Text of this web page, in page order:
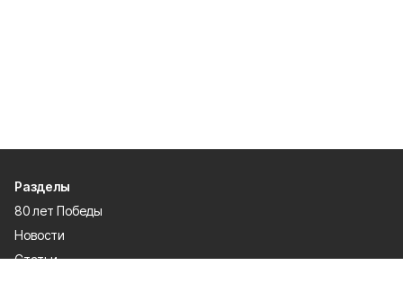
Разделы
80 лет Победы
Новости
Статьи